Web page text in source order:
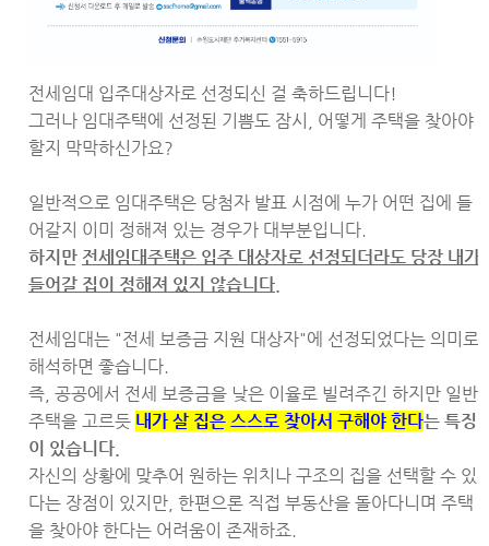
전세임대 입주대상자로 선정되신 걸 축하드립니다!
그러나 임대주택에 선정된 기쁨도 잠시, 어떻게 주택을 찾아야
할지 막막하신가요?
일반적으로 임대주택은 당첨자 발표 시점에 누가 어떤 집에 들
어갈지 이미 정해져 있는 경우가 대부분입니다.
하지만 전세임대주택은 입주 대상자로 선정되더라도 당장 내가
들어갈 집이 정해져 있지 않습니다.
전세임대는 "전세 보증금 지원 대상자"에 선정되었다는 의미로
해석하면 좋습니다.
즉, 공공에서 전세 보증금을 낮은 이율로 빌려주긴 하지만 일반
주택을 고르듯 내가 살 집은 스스로 찾아서 구해야 한다는 특징
이 있습니다.
자신의 상황에 맞추어 원하는 위치나 구조의 집을 선택할 수 있
다는 장점이 있지만, 한편으론 직접 부동산을 돌아다니며 주택
을 찾아야 한다는 어려움이 존재하죠.